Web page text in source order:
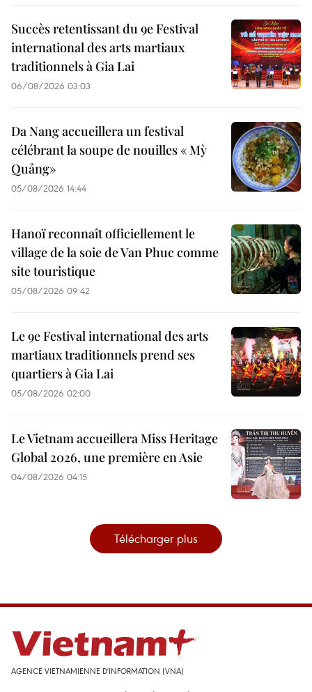
Succès retentissant du 9e Festival
international des arts martiaux
traditionnels à Gia Lai
06/08/2026 03:03
Da Nang accueillera un festival
célébrant la soupe de nouilles « Mỳ
Quảng»
05/08/2026 14:44
Hanoï reconnaît officiellement le
village de la soie de Van Phuc comme
site touristique
05/08/2026 09:42
Le 9e Festival international des arts
martiaux traditionnels prend ses
quartiers à Gia Lai
05/08/2026 02:00
Le Vietnam accueillera Miss Heritage
Global 2026, une première en Asie
04/08/2026 04:15
Télécharger plus
AGENCE VIETNAMIENNE D'INFORMATION (VNA)